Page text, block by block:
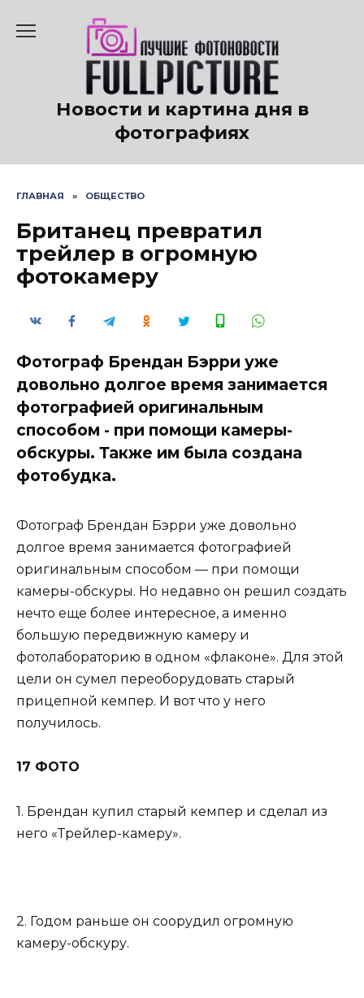
содержанию
Новости и картина дня в
фотографиях
ГЛАВНАЯ » ОБЩЕСТВО
Британец превратил
трейлер в огромную
фотокамеру
Фотограф Брендан Бэрри уже
довольно долгое время занимается
фотографией оригинальным
способом - при помощи камеры-
обскуры. Также им была создана
фотобудка.
Фотограф Брендан Бэрри уже довольно
долгое время занимается фотографией
оригинальным способом — при помощи
камеры-обскуры. Но недавно он решил создать
нечто еще более интересное, а именно
большую передвижную камеру и
фотолабораторию в одном «флаконе». Для этой
цели он сумел переоборудовать старый
прицепной кемпер. И вот что у него
получилось.
17 ФОТО
1. Брендан купил старый кемпер и сделал из
него «Трейлер-камеру».
2. Годом раньше он соорудил огромную
камеру-обскуру.